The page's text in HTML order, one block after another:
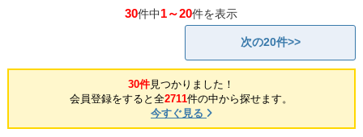
30件中1～20件を表示
次の20件>>
30件見つかりました！
会員登録をすると全2711件の中から探せます。
今すぐ見る